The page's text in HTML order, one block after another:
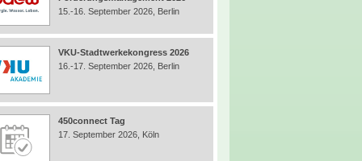
15.-16. September 2026, Berlin
VKU-Stadtwerkekongress 2026
16.-17. September 2026, Berlin
450connect Tag
17. September 2026, Köln